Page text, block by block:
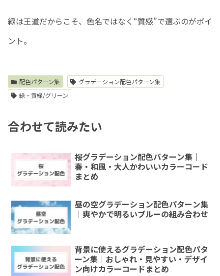
緑は王道だからこそ、色名ではなく“質感”で選ぶのがポイ
ント。
配色パターン集
グラデーション配色パターン集
緑・黄緑/グリーン
合わせて読みたい
桜グラデーション配色パターン集｜
春・和風・大人かわいいカラーコード
まとめ
昼の空グラデーション配色パターン集
｜爽やかで明るいブルーの組み合わせ
背景に使えるグラデーション配色パタ
ーン集｜おしゃれ・見やすい・デザイ
ン向けカラーコードまとめ